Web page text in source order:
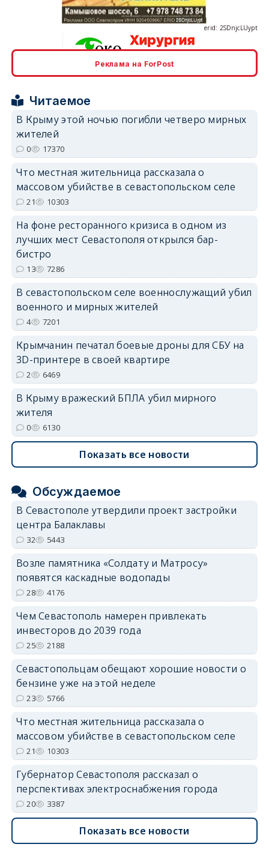
Реклама на ForPost
Читаемое
В Крыму этой ночью погибли четверо мирных
жителей
0 17370
Что местная жительница рассказала о
массовом убийстве в севастопольском селе
21 10303
На фоне ресторанного кризиса в одном из
лучших мест Севастополя открылся бар-
бистро
13 7286
В севастопольском селе военнослужащий убил
военного и мирных жителей
4 7201
Крымчанин печатал боевые дроны для СБУ на
3D-принтере в своей квартире
2 6469
В Крыму вражеский БПЛА убил мирного
жителя
0 6130
Показать все новости
Обсуждаемое
В Севастополе утвердили проект застройки
центра Балаклавы
32 5443
Возле памятника «Солдату и Матросу»
появятся каскадные водопады
28 4176
Чем Севастополь намерен привлекать
инвесторов до 2039 года
25 2188
Севастопольцам обещают хорошие новости о
бензине уже на этой неделе
23 5766
Что местная жительница рассказала о
массовом убийстве в севастопольском селе
21 10303
Губернатор Севастополя рассказал о
перспективах электроснабжения города
20 3387
Показать все новости